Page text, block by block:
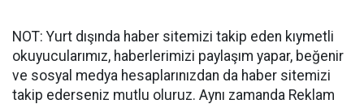
NOT: Yurt dışında haber sitemizi takip eden kıymetli
okuyucularımız, haberlerimizi paylaşım yapar, beğenir
ve sosyal medya hesaplarınızdan da haber sitemizi
takip ederseniz mutlu oluruz. Aynı zamanda Reklam